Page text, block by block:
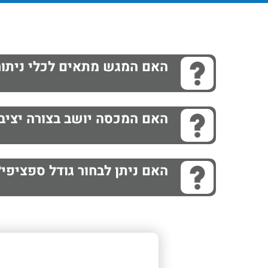
האם המגש מתאים לכלי
האם המכסה יושב בצורה
האם ניתן לבחור גודל